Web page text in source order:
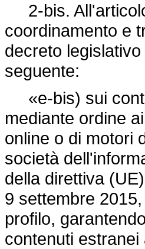
2-bis.
coordinamento e
decreto
seguente:
«e-bis) sui
mediante ordine
online o di motori
società
della direttiva
9 settembre
profilo,
contenuti